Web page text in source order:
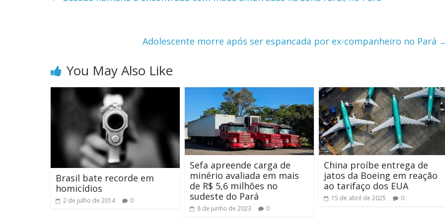
Adolescente morre após ser espancada por ex-companheiro no Pará
You May Also Like
Brasil bate recorde em
homicídios
2 de julho de 2014 0
Sefa apreende carga de
minério avaliada em mais
de R$ 5,6 milhões no
sudeste do Pará
8 de junho de 2023 0
China proíbe entrega de
jatos da Boeing em reação
ao tarifaço dos EUA
15 de abril de 2025 0